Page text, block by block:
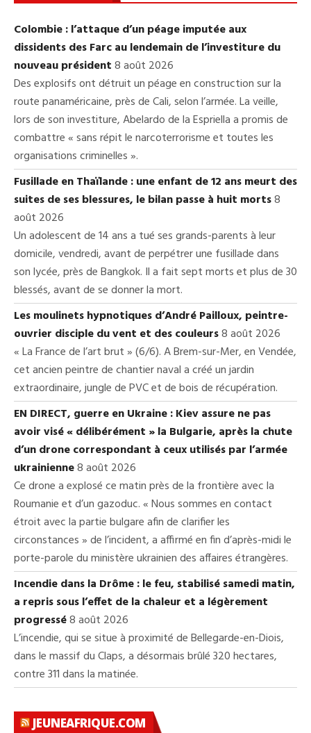
Colombie : l’attaque d’un péage imputée aux
dissidents des Farc au lendemain de l’investiture du
nouveau président8 août 2026
Des explosifs ont détruit un péage en construction sur la
route panaméricaine, près de Cali, selon l’armée. La veille,
lors de son investiture, Abelardo de la Espriella a promis de
combattre « sans répit le narcoterrorisme et toutes les
organisations criminelles ».
Fusillade en Thaïlande : une enfant de 12 ans meurt des
suites de ses blessures, le bilan passe à huit morts8
août 2026
Un adolescent de 14 ans a tué ses grands-parents à leur
domicile, vendredi, avant de perpétrer une fusillade dans
son lycée, près de Bangkok. Il a fait sept morts et plus de 30
blessés, avant de se donner la mort.
Les moulinets hypnotiques d’André Pailloux, peintre-
ouvrier disciple du vent et des couleurs8 août 2026
« La France de l’art brut » (6/6). A Brem-sur-Mer, en Vendée,
cet ancien peintre de chantier naval a créé un jardin
extraordinaire, jungle de PVC et de bois de récupération.
EN DIRECT, guerre en Ukraine : Kiev assure ne pas
avoir visé « délibérément » la Bulgarie, après la chute
d’un drone correspondant à ceux utilisés par l’armée
ukrainienne8 août 2026
Ce drone a explosé ce matin près de la frontière avec la
Roumanie et d’un gazoduc. « Nous sommes en contact
étroit avec la partie bulgare afin de clarifier les
circonstances » de l’incident, a affirmé en fin d’après-midi le
porte-parole du ministère ukrainien des affaires étrangères.
Incendie dans la Drôme : le feu, stabilisé samedi matin,
a repris sous l’effet de la chaleur et a légèrement
progressé8 août 2026
L’incendie, qui se situe à proximité de Bellegarde-en-Diois,
dans le massif du Claps, a désormais brûlé 320 hectares,
contre 311 dans la matinée.
JEUNEAFRIQUE.COM